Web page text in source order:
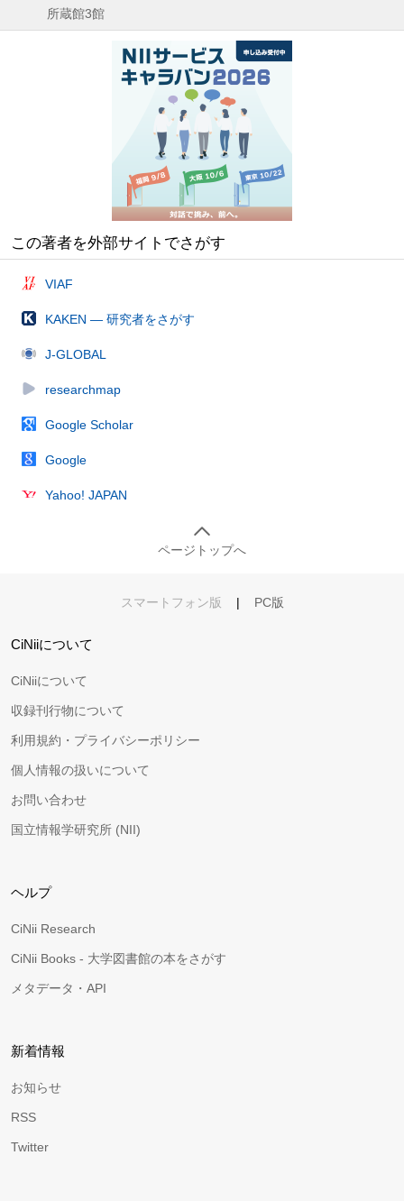
所蔵館3館
この著者を外部サイトでさがす
VIAF
KAKEN — 研究者をさがす
J-GLOBAL
researchmap
Google Scholar
Google
Yahoo! JAPAN
ページトップへ
スマートフォン版 | PC版
CiNiiについて
CiNiiについて
収録刊行物について
利用規約・プライバシーポリシー
個人情報の扱いについて
お問い合わせ
国立情報学研究所 (NII)
ヘルプ
CiNii Research
CiNii Books - 大学図書館の本をさがす
メタデータ・API
新着情報
お知らせ
RSS
Twitter